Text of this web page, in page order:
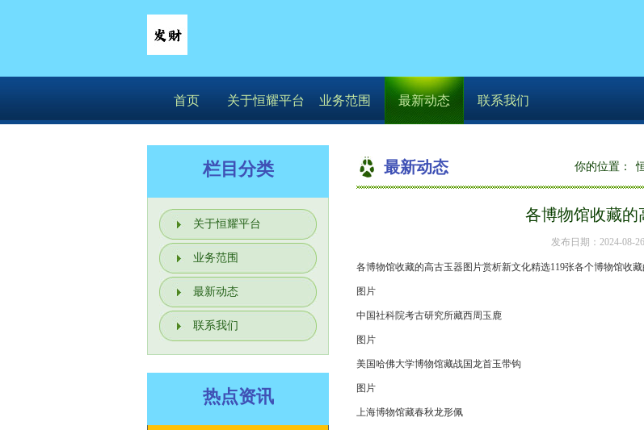
首页 关于恒耀平台 业务范围 最新动态 联系我们
栏目分类
关于恒耀平台
业务范围
最新动态
联系我们
热点资讯
最新动态 你的位置：
各博物馆收藏的
发布日期：2024-08-
各博物馆收藏的高古玉器图片赏析新文化精选119张各个博物馆收
图片
中国社科院考古研究所藏西周玉鹿
图片
美国哈佛大学博物馆藏战国龙首玉带钩
图片
上海博物馆藏春秋龙形佩